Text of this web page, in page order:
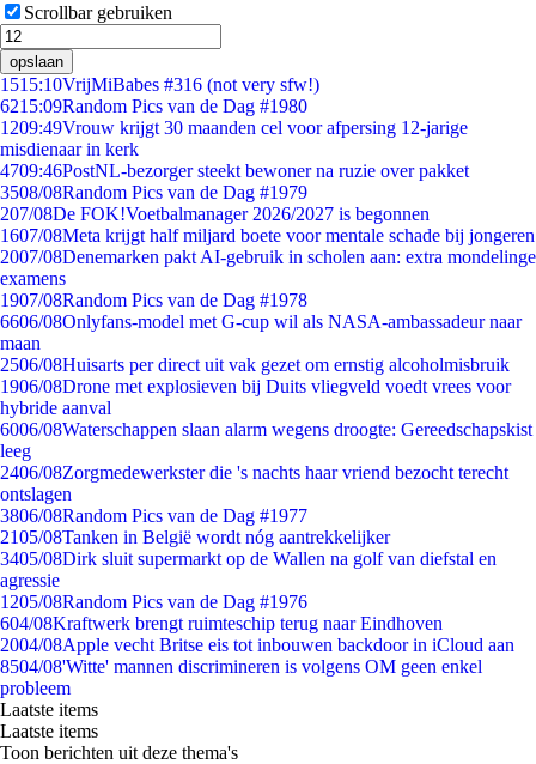
Scrollbar gebruiken
opslaan
1515:10VrijMiBabes #316 (not very sfw!)
6215:09Random Pics van de Dag #1980
1209:49Vrouw krijgt 30 maanden cel voor afpersing 12-jarige
misdienaar in kerk
4709:46PostNL-bezorger steekt bewoner na ruzie over pakket
3508/08Random Pics van de Dag #1979
207/08De FOK!Voetbalmanager 2026/2027 is begonnen
1607/08Meta krijgt half miljard boete voor mentale schade bij jongeren
2007/08Denemarken pakt AI-gebruik in scholen aan: extra mondelinge
examens
1907/08Random Pics van de Dag #1978
6606/08Onlyfans-model met G-cup wil als NASA-ambassadeur naar
maan
2506/08Huisarts per direct uit vak gezet om ernstig alcoholmisbruik
1906/08Drone met explosieven bij Duits vliegveld voedt vrees voor
hybride aanval
6006/08Waterschappen slaan alarm wegens droogte: Gereedschapskist
leeg
2406/08Zorgmedewerkster die 's nachts haar vriend bezocht terecht
ontslagen
3806/08Random Pics van de Dag #1977
2105/08Tanken in België wordt nóg aantrekkelijker
3405/08Dirk sluit supermarkt op de Wallen na golf van diefstal en
agressie
1205/08Random Pics van de Dag #1976
604/08Kraftwerk brengt ruimteschip terug naar Eindhoven
2004/08Apple vecht Britse eis tot inbouwen backdoor in iCloud aan
8504/08'Witte' mannen discrimineren is volgens OM geen enkel
probleem
Laatste items
Laatste items
Toon berichten uit deze thema's